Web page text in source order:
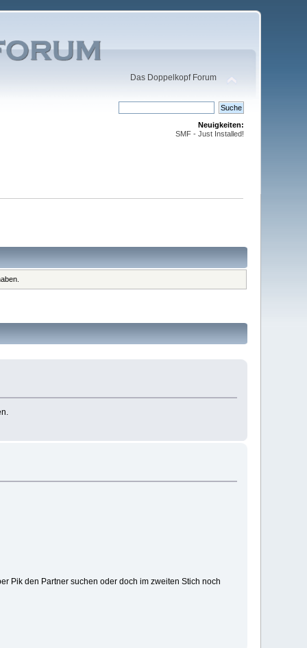
Das Doppelkopf Forum
Neuigkeiten:
SMF - Just Installed!
Pik den Partner suchen oder doch im zweiten Stich noch